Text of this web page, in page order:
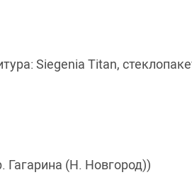
Siegenia Titan,
Гагарина (Н. Новгород))